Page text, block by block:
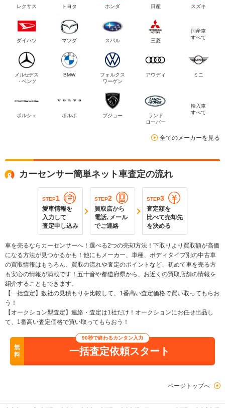
レクサス トヨタ ホンダ 日産 スズキ
ダイハツ マツダ スバル 三菱
国産車
すべて
メルセデス
・ベンツ
BMW
フォルクス
ワーゲン
アウディ ミニ
ポルシェ ボルボ プジョー
ランド
ローバー
輸入車
すべて
全てのメーカーを見る
カーセンサー簡単ネット車査定の流れ
STEP1
愛車情報を
入力して
査定申し込み
STEP2
買取店から
電話､メール
でご連絡
STEP3
査定額を
比べて売却先
を決める
車を売るならカーセンサーへ！選べる2つの売却方法！下取りより買取額が高価
になる方法が見つかるかも！他にもメーカー、車種、ボディタイプ別の中古車
の買取情報はもちろん、買取の流れや査定のポイントなど、初めて車を売る方
も安心の情報が満載です！五十音や都道府県から、お近くの買取店舗の情報を
紹介することもできます。
【一括査定】数社の見積もりを比較して、1番高い査定価格で買い取ってもらお
う！
【オークション型査定】連絡・査定は1社だけ！オークションにお任せ出品し
て、1番高い査定価格で買い取ってもらおう！
無
料
90秒で終わるカンタン入力
一括査定依頼スタート
ページトップへ